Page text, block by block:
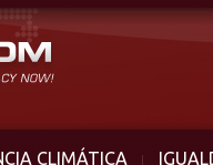
CLIMÁTICA